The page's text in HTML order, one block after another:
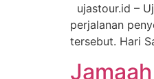
ujastour.id –
perjalanan
tersebut. Hari